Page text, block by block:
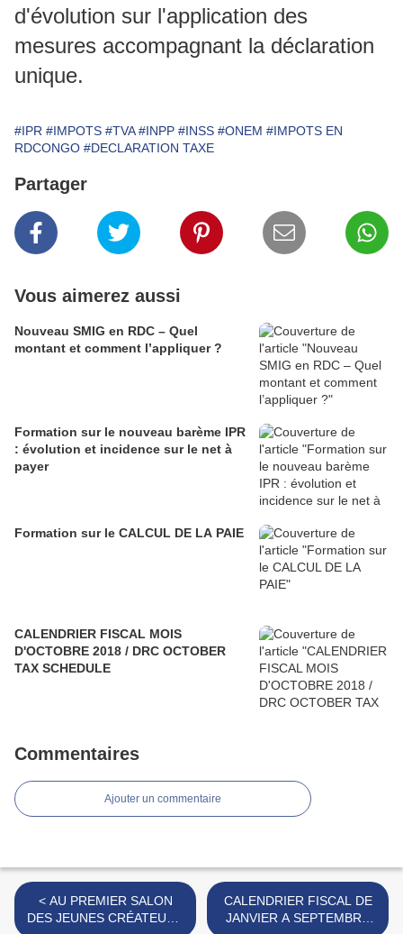
d'évolution sur l'application des
mesures accompagnant la déclaration
unique.
#IPR #IMPOTS #TVA #INPP #INSS #ONEM #IMPOTS EN
RDCONGO #DECLARATION TAXE
Partager
Vous aimerez aussi
Nouveau SMIG en RDC – Quel
montant et comment l’appliquer ?
Formation sur le nouveau barème IPR
: évolution et incidence sur le net à
payer
Formation sur le CALCUL DE LA PAIE
CALENDRIER FISCAL MOIS
D'OCTOBRE 2018 / DRC OCTOBER
TAX SCHEDULE
Commentaires
Ajouter un commentaire
< AU PREMIER SALON
DES JEUNES CRÉATEURS
CALENDRIER FISCAL DE
JANVIER A SEPTEMBRE